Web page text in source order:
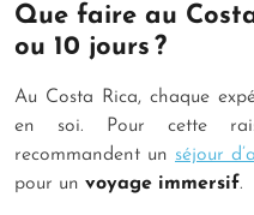
Que faire au
ou 10 jours ?
Au Costa Rica, chaque
en soi. Pour cette
recommandent un séjour
pour un voyage immersif.